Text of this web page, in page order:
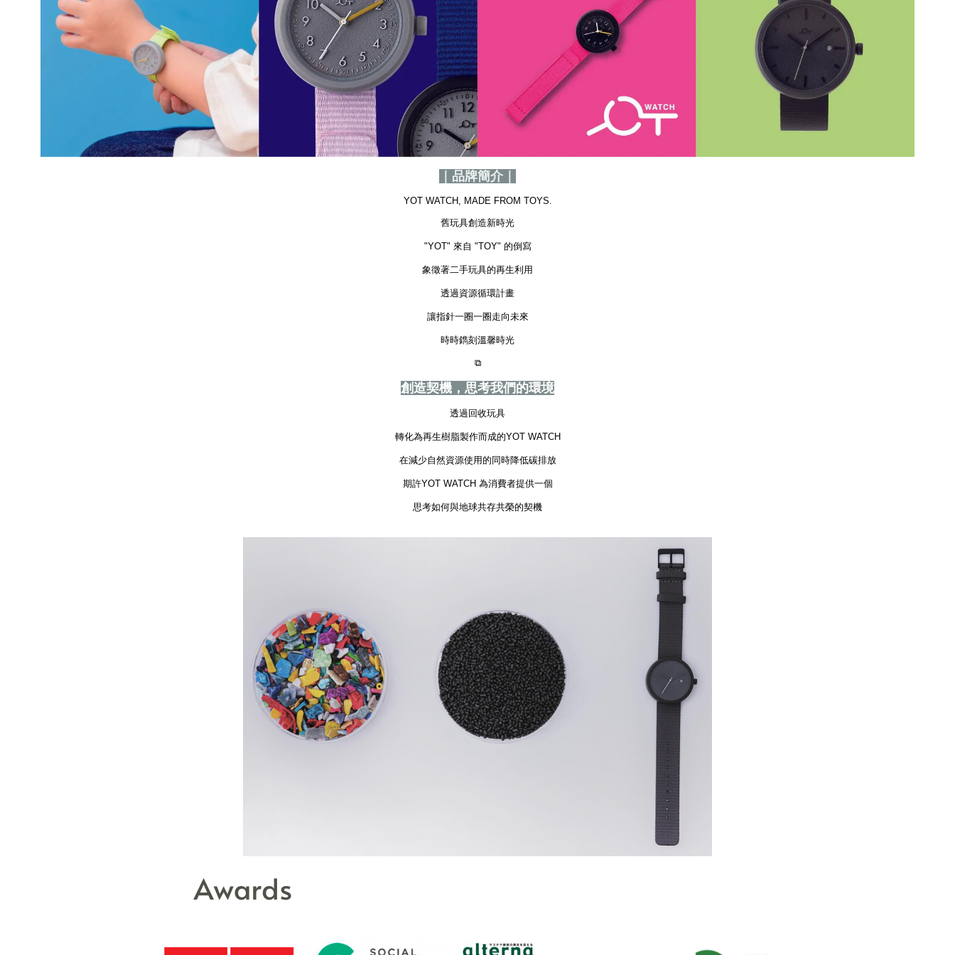
｜品牌簡介｜
YOT WATCH, MADE FROM TOYS.
舊玩具創造新時光
"YOT" 來自 "TOY" 的倒寫
象徵著二手玩具的再生利用
透過資源循環計畫
讓指針一圈一圈走向未來
時時鐫刻溫馨時光
⧉
創造契機，思考我們的環境
透過回收玩具
轉化為再生樹脂製作而成的YOT WATCH
在減少自然資源使用的同時降低碳排放
期許YOT WATCH 為消費者提供一個
思考如何與地球共存共榮的契機